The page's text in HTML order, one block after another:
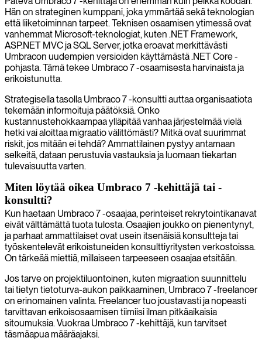
Hän on strateginen kumppani, joka ymmärtää sekä teknologian
että liiketoiminnan tarpeet. Teknisen osaamisen ytimessä ovat
vanhemmat Microsoft-teknologiat, kuten .NET Framework,
ASP.NET MVC ja SQL Server, jotka eroavat merkittävästi
Umbracon uudempien versioiden käyttämästä .NET Core -
pohjasta. Tämä tekee Umbraco 7 -osaamisesta harvinaista ja
erikoistunutta.
Strategisella tasolla Umbraco 7 -konsultti auttaa organisaatiota
tekemään informoituja päätöksiä. Onko
kustannustehokkaampaa ylläpitää vanhaa järjestelmää vielä
hetki vai aloittaa migraatio välittömästi? Mitkä ovat suurimmat
riskit, jos mitään ei tehdä? Ammattilainen pystyy antamaan
selkeitä, dataan perustuvia vastauksia ja luomaan tiekartan
tulevaisuutta varten.
Miten löytää oikea Umbraco 7 -kehittäjä tai -
konsultti?
Kun haetaan Umbraco 7 -osaajaa, perinteiset rekrytointikanavat
eivät välttämättä tuota tulosta. Osaajien joukko on pienentynyt,
ja parhaat ammattilaiset ovat usein itsenäisiä konsultteja tai
työskentelevät erikoistuneiden konsulttiyritysten verkostoissa.
On tärkeää miettiä, millaiseen tarpeeseen osaajaa etsitään.
Jos tarve on projektiluontoinen, kuten migraation suunnittelu
tai tietyn tietoturva-aukon paikkaaminen, Umbraco 7 -freelancer
on erinomainen valinta. Freelancer tuo joustavasti ja nopeasti
tarvittavan erikoisosaamisen tiimiisi ilman pitkäaikaisia
sitoumuksia. Vuokraa Umbraco 7 -kehittäjä, kun tarvitset
täsmäapua määräajaksi.